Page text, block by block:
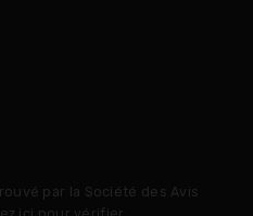
par la Société des Avis